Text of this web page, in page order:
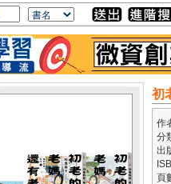
初
作
分
出
頁